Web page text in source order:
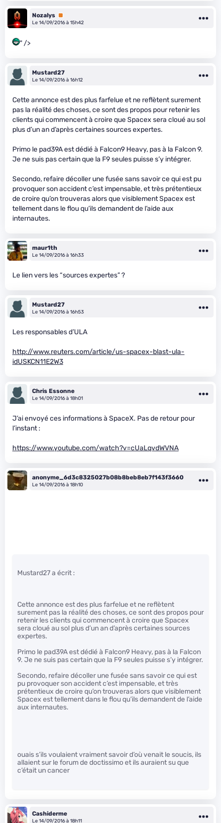
Nozalys Premium
Le 14/09/2016 à 15h42
" />
Mustard27
Le 14/09/2016 à 16h12
Cette annonce est des plus farfelue et ne reflètent surement
pas la réalité des choses, ce sont des propos pour retenir les
clients qui commencent à croire que Spacex sera cloué au sol
plus d’un an d’après certaines sources expertes.
Primo le pad39A est dédié à Falcon9 Heavy, pas à la Falcon 9.
Je ne suis pas certain que la F9 seules puisse s’y intégrer.
Secondo, refaire décoller une fusée sans savoir ce qui est pu
provoquer son accident c’est impensable, et très prétentieux
de croire qu’on trouveras alors que visiblement Spacex est
tellement dans le flou qu’ils demandent de l’aide aux
internautes.
maur1th
Le 14/09/2016 à 16h33
Le lien vers les “sources expertes” ?
Mustard27
Le 14/09/2016 à 16h53
Les responsables d’ULA
http://www.reuters.com/article/us-spacex-blast-ula-
idUSKCN11E2W3
Chris Essonne
Le 14/09/2016 à 18h01
J’ai envoyé ces informations à SpaceX. Pas de retour pour
l’instant :
https://www.youtube.com/watch?v=cUaLqvdWVNA
anonyme_6d3c8325027b08b8beb8eb7f143f3660
Le 14/09/2016 à 18h10
Mustard27 a écrit :
Cette annonce est des plus farfelue et ne reflètent
surement pas la réalité des choses, ce sont des propos pour
retenir les clients qui commencent à croire que Spacex
sera cloué au sol plus d’un an d’après certaines sources
expertes.
Primo le pad39A est dédié à Falcon9 Heavy, pas à la Falcon
9. Je ne suis pas certain que la F9 seules puisse s’y intégrer.
Secondo, refaire décoller une fusée sans savoir ce qui est
pu provoquer son accident c’est impensable, et très
prétentieux de croire qu’on trouveras alors que visiblement
Spacex est tellement dans le flou qu’ils demandent de l’aide
aux internautes.
ouais s’ils voulaient vraiment savoir d’où venait le soucis, ils
allaient sur le forum de doctissimo et ils auraient su que
c’était un cancer
Cashiderme
Le 14/09/2016 à 18h11